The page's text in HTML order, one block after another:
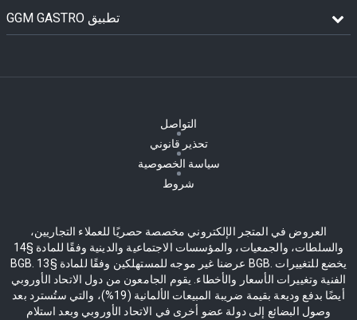
GGM GASTRO تطبيق
التواصل
تحذير قانوني
سياسة الخصوصية
شروط
العروض في المتجر الإلكتروني مخصصة حصريًا للعملاء التجاريين،
والسلطات، والجمعيات، والمؤسسات الاجتماعية والدينية وفقًا للمادة §14
BGB. عرضنا غير موجه للمستهلكين وفقًا للمادة §13 BGB. يخضع للتغييرات
الفنية وتغييرات الأسعار والأخطاء. يقوم الجامعون من دول الاتحاد الأوروبي
أيضًا بدفع وديعة بقيمة ضريبة المبيعات الألمانية (19%)، والتي ستُسترد بعد
وصول البضائع إلى دولة عضو أخرى في الاتحاد الأوروبي وبعد استلام